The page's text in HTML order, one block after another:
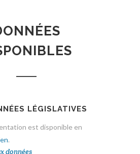
LÉGISLATIVES
est disponible en
.
données